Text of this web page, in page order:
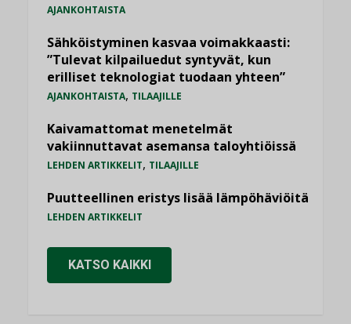
AJANKOHTAISTA
Sähköistyminen kasvaa voimakkaasti:
”Tulevat kilpailuedut syntyvät, kun
erilliset teknologiat tuodaan yhteen”
AJANKOHTAISTA, TILAAJILLE
Kaivamattomat menetelmät
vakiinnuttavat asemansa taloyhtiöissä
LEHDEN ARTIKKELIT, TILAAJILLE
Puutteellinen eristys lisää lämpöhäviöitä
LEHDEN ARTIKKELIT
KATSO KAIKKI